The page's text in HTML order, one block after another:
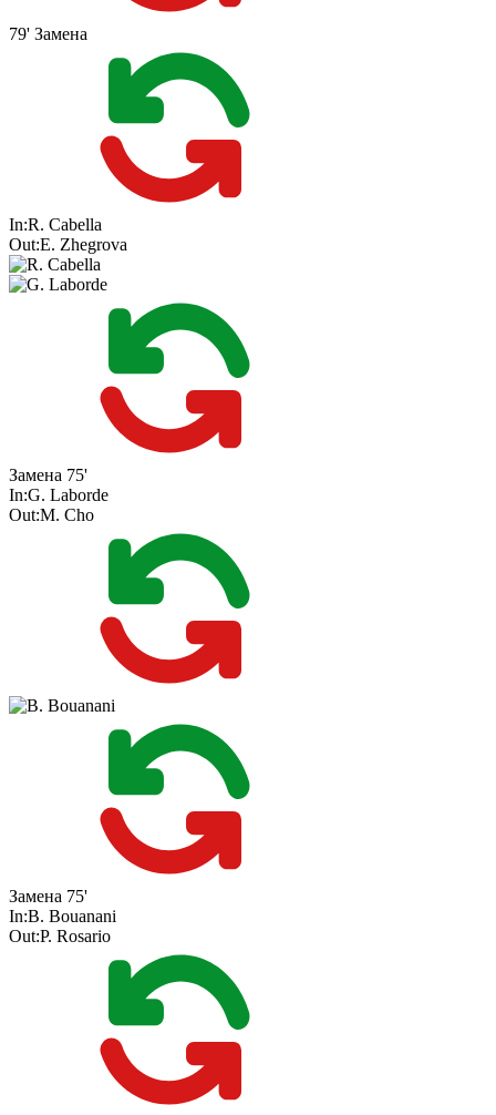
79' Замена
In:R. Cabella
Out:E. Zhegrova
Замена 75'
In:G. Laborde
Out:M. Cho
Замена 75'
In:B. Bouanani
Out:P. Rosario